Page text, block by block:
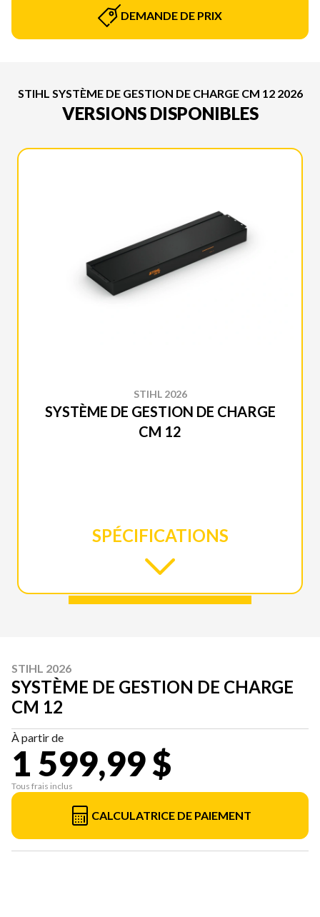
DEMANDE DE PRIX
STIHL SYSTÈME DE GESTION DE CHARGE CM 12 2026
VERSIONS DISPONIBLES
STIHL 2026
SYSTÈME DE GESTION DE CHARGE
CM 12
SPÉCIFICATIONS
STIHL 2026
SYSTÈME DE GESTION DE CHARGE
CM 12
À partir de
1 599,99 $
Tous frais inclus
CALCULATRICE DE PAIEMENT